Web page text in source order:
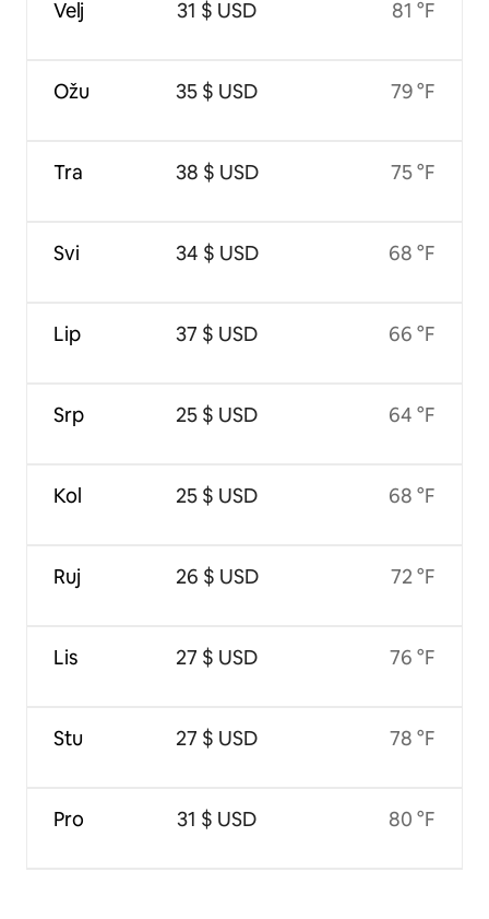
Velj
Ožu
Tra
Svi
Lip
Srp
Kol
Ruj
Lis
Stu
Pro
31 $ USD
35 $ USD
38 $ USD
34 $ USD
37 $ USD
25 $ USD
25 $ USD
26 $ USD
27 $ USD
27 $ USD
31 $ USD
81 °F
79 °F
75 °F
68 °F
66 °F
64 °F
68 °F
72 °F
76 °F
78 °F
80 °F